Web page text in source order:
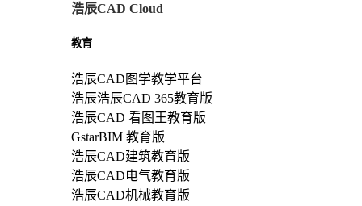
浩辰CAD Cloud
教育
浩辰CAD图学教学平台
浩辰浩辰CAD 365教育版
浩辰CAD 看图王教育版
GstarBIM 教育版
浩辰CAD建筑教育版
浩辰CAD电气教育版
浩辰CAD机械教育版